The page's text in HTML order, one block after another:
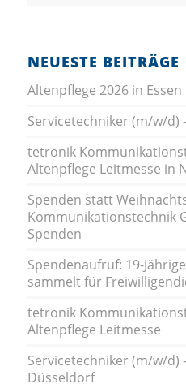
NEUESTE BEITRÄGE
Altenpflege 2026 in Essen
Servicetechniker (m/w/d)
tetronik
Altenpflege Leitmesse in
Spenden statt
Kommunikationstechnik
Spenden
Spendenaufruf: 19-
sammelt für
tetronik
Altenpflege Leitmesse
Servicetechniker (m/w/d)
Düsseldorf